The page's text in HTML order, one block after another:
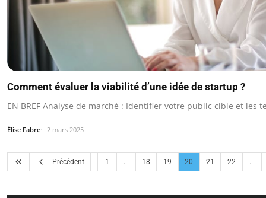
Comment évaluer la viabilité d’une idée de startup ?
EN BREF Analyse de marché : Identifier votre public cible et les
Élise Fabre 2 mars 2025
Précédent 1 ... 18 19 20 21 22 ...